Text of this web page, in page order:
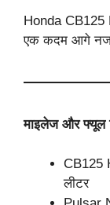
Honda CB125
एक कदम आगे
माइलेज और फ्यूल
CB125
लीटर